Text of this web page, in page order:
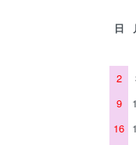
日
2
9
16